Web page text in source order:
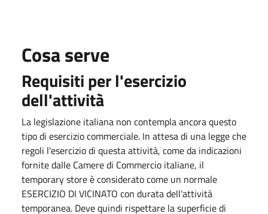
Cosa serve
Requisiti per l'esercizio
dell'attività
La legislazione italiana non contempla ancora questo
tipo di esercizio commerciale. In attesa di una legge che
regoli l'esercizio di questa attività, come da indicazioni
fornite dalle Camere di Commercio italiane, il
temporary store è considerato come un normale
ESERCIZIO DI VICINATO con durata dell'attività
temporanea. Deve quindi rispettare la superficie di